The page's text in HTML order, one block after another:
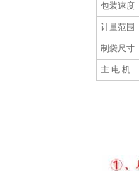
包装速度
计量范围
制袋尺寸
主 电 机